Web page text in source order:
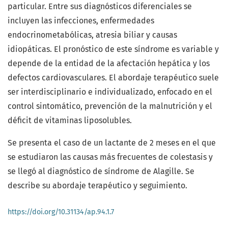
particular. Entre sus diagnósticos diferenciales se
incluyen las infecciones, enfermedades
endocrinometabólicas, atresia biliar y causas
idiopáticas. El pronóstico de este síndrome es variable y
depende de la entidad de la afectación hepática y los
defectos cardiovasculares. El abordaje terapéutico suele
ser interdisciplinario e individualizado, enfocado en el
control sintomático, prevención de la malnutrición y el
déficit de vitaminas liposolubles.
Se presenta el caso de un lactante de 2 meses en el que
se estudiaron las causas más frecuentes de colestasis y
se llegó al diagnóstico de síndrome de Alagille. Se
describe su abordaje terapéutico y seguimiento.
https://doi.org/10.31134/ap.94.1.7